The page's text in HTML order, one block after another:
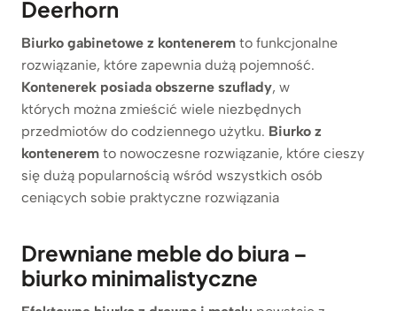
Deerhorn
Biurko gabinetowe z kontenerem to funkcjonalne
rozwiązanie, które zapewnia dużą pojemność.
Kontenerek posiada obszerne szuflady, w
których można zmieścić wiele niezbędnych
przedmiotów do codziennego użytku. Biurko z
kontenerem to nowoczesne rozwiązanie, które cieszy
się dużą popularnością wśród wszystkich osób
ceniących sobie praktyczne rozwiązania
Drewniane meble do biura –
biurko minimalistyczne